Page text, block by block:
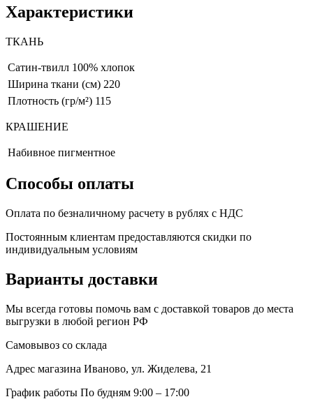
Характеристики
ТКАНЬ
Сатин-твилл 100% хлопок
Ширина ткани (см) 220
Плотность (гр/м²) 115
КРАШЕНИЕ
Набивное пигментное
Способы оплаты
Оплата по безналичному расчету в рублях с НДС
Постоянным клиентам предоставляются скидки по
индивидуальным условиям
Варианты доставки
Мы всегда готовы помочь вам с доставкой товаров до места
выгрузки в любой регион РФ
Самовывоз со склада
Адрес магазина Иваново, ул. Жиделева, 21
График работы По будням 9:00 – 17:00